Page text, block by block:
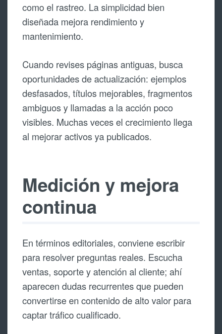
como el rastreo. La simplicidad bien
diseñada mejora rendimiento y
mantenimiento.
Cuando revises páginas antiguas, busca
oportunidades de actualización: ejemplos
desfasados, títulos mejorables, fragmentos
ambiguos y llamadas a la acción poco
visibles. Muchas veces el crecimiento llega
al mejorar activos ya publicados.
Medición y mejora
continua
En términos editoriales, conviene escribir
para resolver preguntas reales. Escucha
ventas, soporte y atención al cliente; ahí
aparecen dudas recurrentes que pueden
convertirse en contenido de alto valor para
captar tráfico cualificado.